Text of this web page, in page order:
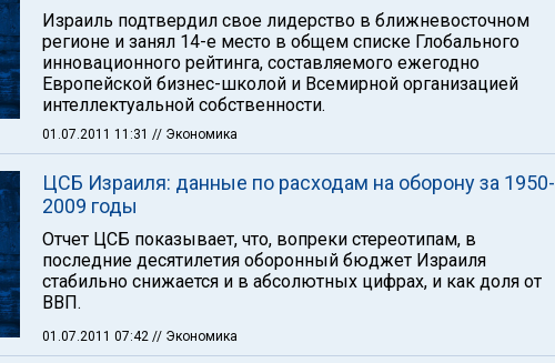
Израиль подтвердил свое лидерство в ближневосточном
регионе и занял 14-е место в общем списке Глобального
инновационного рейтинга, составляемого ежегодно
Европейской бизнес-школой и Всемирной организацией
интеллектуальной собственности.
01.07.2011 11:31 // Экономика
ЦСБ Израиля: данные по расходам на оборону за 1950-
2009 годы
Отчет ЦСБ показывает, что, вопреки стереотипам, в
последние десятилетия оборонный бюджет Израиля
стабильно снижается и в абсолютных цифрах, и как доля от
ВВП.
01.07.2011 07:42 // Экономика